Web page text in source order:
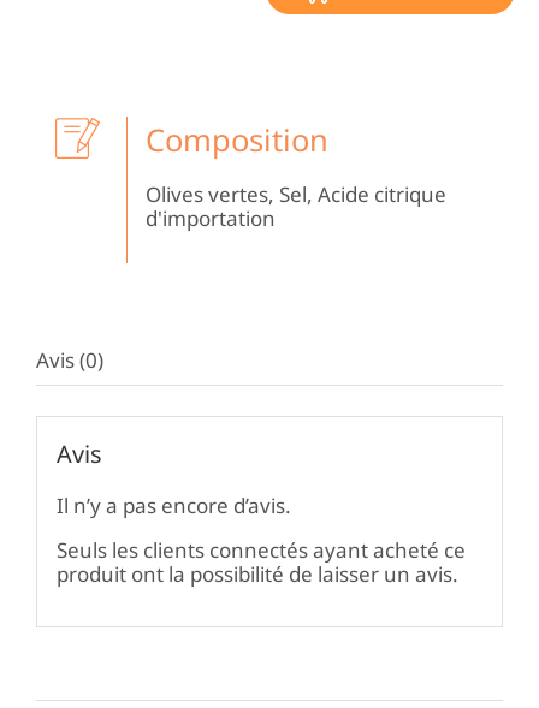
Composition
Olives vertes, Sel, Acide citrique
d'importation
Avis (0)
Avis
Il n’y a pas encore d’avis.
Seuls les clients connectés ayant acheté ce
produit ont la possibilité de laisser un avis.